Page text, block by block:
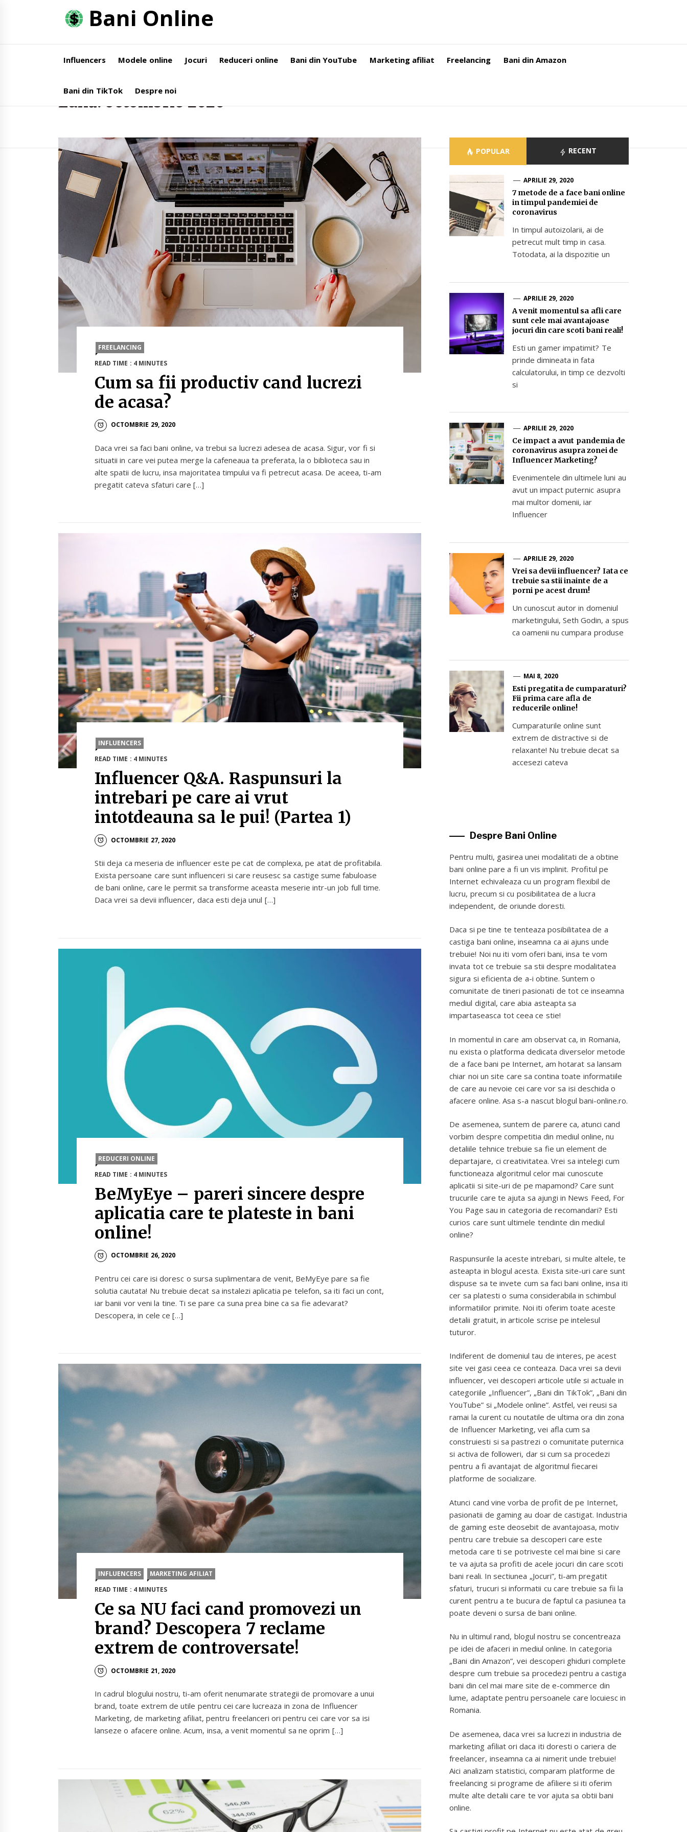
Bani Online
Influencers Modele online Jocuri Reduceri online Bani din YouTube Marketing afiliat Freelancing Bani din Amazon
Bani din TikTok Despre noi
Home 2020 octombrie
Lună: octombrie 2020
FREELANCING
READ TIME : 4 MINUTES
Cum sa fii productiv cand lucrezi
de acasa?
OCTOMBRIE 29, 2020
Daca vrei sa faci bani online, va trebui sa lucrezi adesea de acasa. Sigur, vor fi si
situatii in care vei putea merge la cafeneaua ta preferata, la o biblioteca sau in
alte spatii de lucru, insa majoritatea timpului va fi petrecut acasa. De aceea, ti-am
pregatit cateva sfaturi care […]
INFLUENCERS
READ TIME : 4 MINUTES
Influencer Q&A. Raspunsuri la
intrebari pe care ai vrut
intotdeauna sa le pui! (Partea 1)
OCTOMBRIE 27, 2020
Stii deja ca meseria de influencer este pe cat de complexa, pe atat de profitabila.
Exista persoane care sunt influenceri si care reusesc sa castige sume fabuloase
de bani online, care le permit sa transforme aceasta meserie intr-un job full time.
Daca vrei sa devii influencer, daca esti deja unul […]
REDUCERI ONLINE
READ TIME : 4 MINUTES
BeMyEye – pareri sincere despre
aplicatia care te plateste in bani
online!
OCTOMBRIE 26, 2020
Pentru cei care isi doresc o sursa suplimentara de venit, BeMyEye pare sa fie
solutia cautata! Nu trebuie decat sa instalezi aplicatia pe telefon, sa iti faci un cont,
iar banii vor veni la tine. Ti se pare ca suna prea bine ca sa fie adevarat?
Descopera, in cele ce […]
INFLUENCERS
MARKETING AFILIAT
READ TIME : 4 MINUTES
Ce sa NU faci cand promovezi un
brand? Descopera 7 reclame
extrem de controversate!
OCTOMBRIE 21, 2020
In cadrul blogului nostru, ti-am oferit nenumarate strategii de promovare a unui
brand, toate extrem de utile pentru cei care lucreaza in zona de Influencer
Marketing, de marketing afiliat, pentru freelanceri ori pentru cei care vor sa isi
lanseze o afacere online. Acum, insa, a venit momentul sa ne oprim […]
POPULAR RECENT
APRILIE 29, 2020
7 metode de a face bani online
in timpul pandemiei de
coronavirus
In timpul autoizolarii, ai de
petrecut mult timp in casa.
Totodata, ai la dispozitie un
APRILIE 29, 2020
A venit momentul sa afli care
sunt cele mai avantajoase
jocuri din care scoti bani reali!
Esti un gamer impatimit? Te
prinde dimineata in fata
calculatorului, in timp ce dezvolti
si
APRILIE 29, 2020
Ce impact a avut pandemia de
coronavirus asupra zonei de
Influencer Marketing?
Evenimentele din ultimele luni au
avut un impact puternic asupra
mai multor domenii, iar
Influencer
APRILIE 29, 2020
Vrei sa devii influencer? Iata ce
trebuie sa stii inainte de a
porni pe acest drum!
Un cunoscut autor in domeniul
marketingului, Seth Godin, a spus
ca oamenii nu cumpara produse
MAI 8, 2020
Esti pregatita de cumparaturi?
Fii prima care afla de
reducerile online!
Cumparaturile online sunt
extrem de distractive si de
relaxante! Nu trebuie decat sa
accesezi cateva
Despre Bani Online
Pentru multi, gasirea unei modalitati de a obtine
bani online pare a fi un vis implinit. Profitul pe
Internet echivaleaza cu un program flexibil de
lucru, precum si cu posibilitatea de a lucra
independent, de oriunde doresti.
Daca si pe tine te tenteaza posibilitatea de a
castiga bani online, inseamna ca ai ajuns unde
trebuie! Noi nu iti vom oferi bani, insa te vom
invata tot ce trebuie sa stii despre modalitatea
sigura si eficienta de a-i obtine. Suntem o
comunitate de tineri pasionati de tot ce inseamna
mediul digital, care abia asteapta sa
impartaseasca tot ceea ce stie!
In momentul in care am observat ca, in Romania,
nu exista o platforma dedicata diverselor metode
de a face bani pe Internet, am hotarat sa lansam
chiar noi un site care sa contina toate informatiile
de care au nevoie cei care vor sa isi deschida o
afacere online. Asa s-a nascut blogul bani-online.ro.
De asemenea, suntem de parere ca, atunci cand
vorbim despre competitia din mediul online, nu
detaliile tehnice trebuie sa fie un element de
departajare, ci creativitatea. Vrei sa intelegi cum
functioneaza algoritmul celor mai cunoscute
aplicatii si site-uri de pe mapamond? Care sunt
trucurile care te ajuta sa ajungi in News Feed, For
You Page sau in categoria de recomandari? Esti
curios care sunt ultimele tendinte din mediul
online?
Raspunsurile la aceste intrebari, si multe altele, te
asteapta in blogul acesta. Exista site-uri care sunt
dispuse sa te invete cum sa faci bani online, insa iti
cer sa platesti o suma considerabila in schimbul
informatiilor primite. Noi iti oferim toate aceste
detalii gratuit, in articole scrise pe intelesul
tuturor.
Indiferent de domeniul tau de interes, pe acest
site vei gasi ceea ce conteaza. Daca vrei sa devii
influencer, vei descoperi articole utile si actuale in
categoriile „Influencer”, „Bani din TikTok”, „Bani din
YouTube” si „Modele online”. Astfel, vei reusi sa
ramai la curent cu noutatile de ultima ora din zona
de Influencer Marketing, vei afla cum sa
construiesti si sa pastrezi o comunitate puternica
si activa de followeri, dar si cum sa procedezi
pentru a fi avantajat de algoritmul fiecarei
platforme de socializare.
Atunci cand vine vorba de profit de pe Internet,
pasionatii de gaming au doar de castigat. Industria
de gaming este deosebit de avantajoasa, motiv
pentru care trebuie sa descoperi care este
metoda care ti se potriveste cel mai bine si care
te va ajuta sa profiti de acele jocuri din care scoti
bani reali. In sectiunea „Jocuri”, ti-am pregatit
sfaturi, trucuri si informatii cu care trebuie sa fii la
curent pentru a te bucura de faptul ca pasiunea ta
poate deveni o sursa de bani online.
Nu in ultimul rand, blogul nostru se concentreaza
pe idei de afaceri in mediul online. In categoria
„Bani din Amazon”, vei descoperi ghiduri complete
despre cum trebuie sa procedezi pentru a castiga
bani din cel mai mare site de e-commerce din
lume, adaptate pentru persoanele care locuiesc in
Romania.
De asemenea, daca vrei sa lucrezi in industria de
marketing afiliat ori daca iti doresti o cariera de
freelancer, inseamna ca ai nimerit unde trebuie!
Aici analizam statistici, comparam platforme de
freelancing si programe de afiliere si iti oferim
multe alte detalii care te vor ajuta sa obtii bani
online.